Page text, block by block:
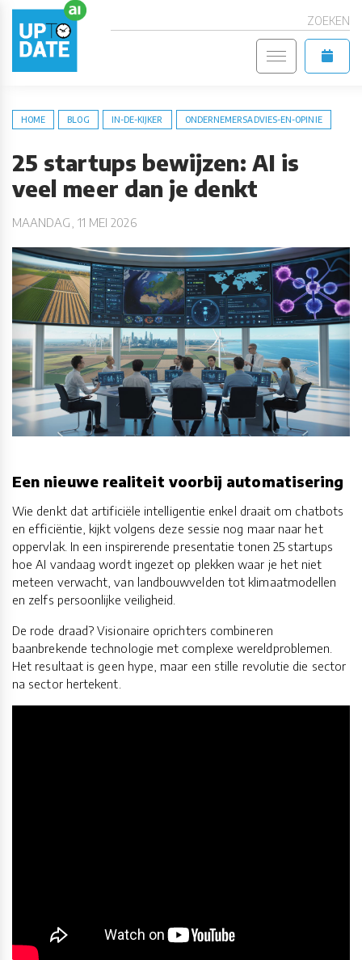
ZOEKEN
HOME BLOG IN-DE-KIJKER ONDERNEMERSADVIES-EN-OPINIE
25 startups bewijzen: AI is
veel meer dan je denkt
MAANDAG, 11 MEI 2026
Een nieuwe realiteit voorbij automatisering
Wie denkt dat artificiële intelligentie enkel draait om chatbots
en efficiëntie, kijkt volgens deze sessie nog maar naar het
oppervlak. In een inspirerende presentatie tonen 25 startups
hoe AI vandaag wordt ingezet op plekken waar je het niet
meteen verwacht, van landbouwvelden tot klimaatmodellen
en zelfs persoonlijke veiligheid.
De rode draad? Visionaire oprichters combineren
baanbrekende technologie met complexe wereldproblemen.
Het resultaat is geen hype, maar een stille revolutie die sector
na sector hertekent.